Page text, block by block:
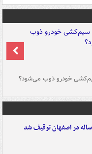
خودرو ذوب می‌شود؟